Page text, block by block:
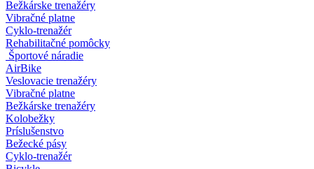
Bežkárske trenažéry
Vibračné platne
Cyklo-trenažér
Rehabilitačné pomôcky
Športové náradie
AirBike
Veslovacie trenažéry
Vibračné platne
Bežkárske trenažéry
Kolobežky
Príslušenstvo
Bežecké pásy
Cyklo-trenažér